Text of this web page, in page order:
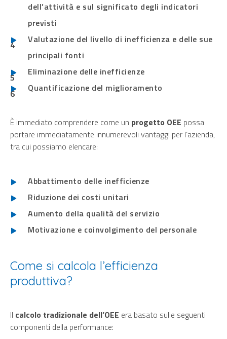
dell’attività e sul significato degli indicatori
previsti
Valutazione del livello di inefficienza e delle sue
principali fonti
Eliminazione delle inefficienze
Quantificazione del miglioramento
È immediato comprendere come un progetto OEE possa
portare immediatamente innumerevoli vantaggi per l’azienda,
tra cui possiamo elencare:
Abbattimento delle inefficienze
Riduzione dei costi unitari
Aumento della qualità del servizio
Motivazione e coinvolgimento del personale
Come si calcola l’efficienza
produttiva?
Il calcolo tradizionale dell’OEE era basato sulle seguenti
componenti della performance: